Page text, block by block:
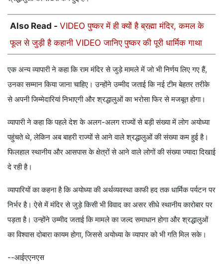
Also Read - VIDEO पुष्कर में ही क्यों है ब्रह्मा मंदिर, कमल के
फूल से जुड़ी है कहानी VIDEO जानिए पुष्कर की पूरी धार्मिक गाथा
एक अन्य व्यापारी ने कहा कि राम मंदिर से जुड़े मामले में जो भी निर्णय लिए गए हैं,
उनका सम्मान किया जाना चाहिए। उन्होंने उम्मीद जताई कि नई टीम बेहतर तरीके
से अपनी जिम्मेदारियां निभाएगी और श्रद्धालुओं का भरोसा फिर से मजबूत होगा।
व्यापारी ने कहा कि पहले देश के अलग-अलग राज्यों से बड़ी संख्या में लोग अयोध्या
पहुंचते थे, लेकिन अब बाहरी राज्यों से आने वाले श्रद्धालुओं की संख्या कम हुई है।
फिलहाल स्थानीय और आसपास के क्षेत्रों से आने वाले लोगों की संख्या ज्यादा दिखाई
दे रही है।
व्यापारियों का कहना है कि अयोध्या की अर्थव्यवस्था काफी हद तक धार्मिक पर्यटन पर
निर्भर है। ऐसे में मंदिर से जुड़े किसी भी विवाद का असर सीधे स्थानीय कारोबार पर
पड़ता है। उन्होंने उम्मीद जताई कि मामले का जल्द समाधान होगा और श्रद्धालुओं
का विश्वास दोबारा कायम होगा, जिससे अयोध्या के व्यापार को भी गति मिल सके।
--आईएएनएस